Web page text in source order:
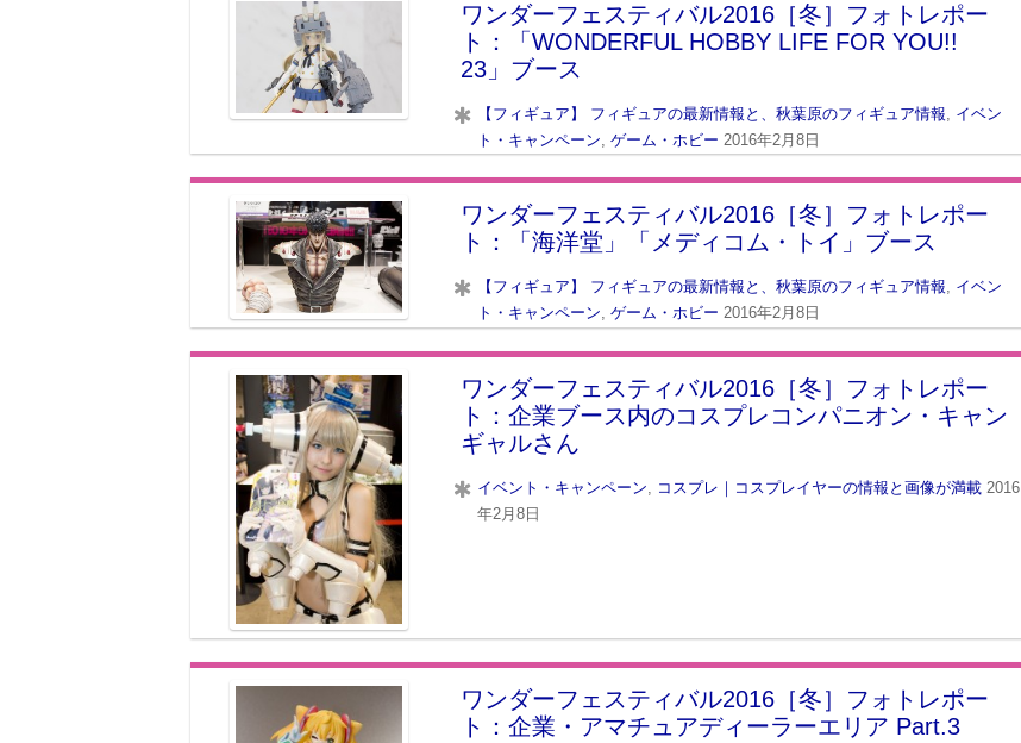
ワンダーフェスティバル2016［冬］フォトレポー
ト：「WONDERFUL HOBBY LIFE FOR YOU!!
23」ブース
【フィギュア】 フィギュアの最新情報と、秋葉原のフィギュア情報, イベン
ト・キャンペーン, ゲーム・ホビー 2016年2月8日
ワンダーフェスティバル2016［冬］フォトレポー
ト：「海洋堂」「メディコム・トイ」ブース
【フィギュア】 フィギュアの最新情報と、秋葉原のフィギュア情報, イベン
ト・キャンペーン, ゲーム・ホビー 2016年2月8日
ワンダーフェスティバル2016［冬］フォトレポー
ト：企業ブース内のコスプレコンパニオン・キャン
ギャルさん
イベント・キャンペーン コスプレ｜コスプレイヤーの情報と画像が満載 2016
年2月8日
ワンダーフェスティバル2016［冬］フォトレポー
ト：企業・アマチュアディーラーエリア Part.3